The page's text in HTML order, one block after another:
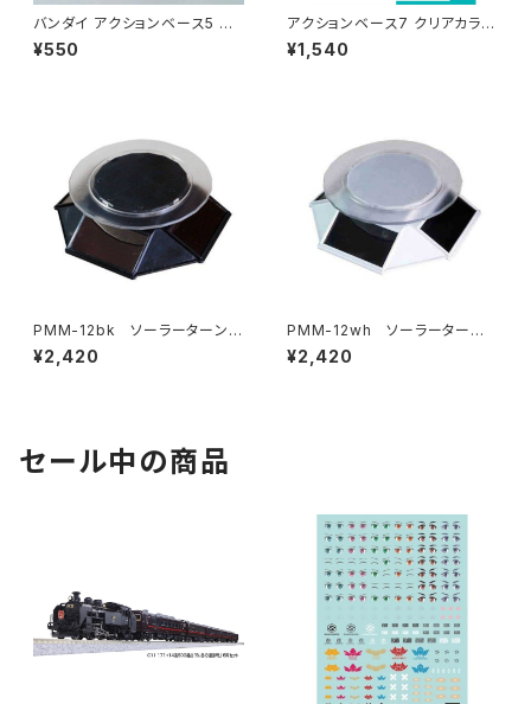
バンダイ アクションベース5 ブ
ラック プラモデル（新品 在庫
品）◇
¥550
アクションベース7 クリアカラー
GQuuuuuuXシールセット ガン
プラ プラモデル ジークアクス
¥1,540
PMM-12bk ソーラーターンテ
ーブル120 黒【新品・在庫品】
¥2,420
PMM-12wh ソーラーターン
テーブル120 白【新品・在庫
品】
¥2,420
セール中の商品